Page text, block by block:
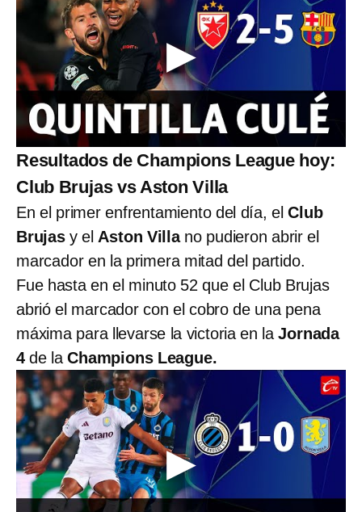
Resultados de Champions League hoy:
Club Brujas vs Aston Villa
En el primer enfrentamiento del día, elClub
Brujasy elAston Villa no pudieron abrir el
marcador en la primera mitad del partido.
Fue hasta en el minuto 52 que el Club Brujas
abrió el marcador con el cobro de una pena
máxima para llevarse la victoria en laJornada
4de laChampions League.